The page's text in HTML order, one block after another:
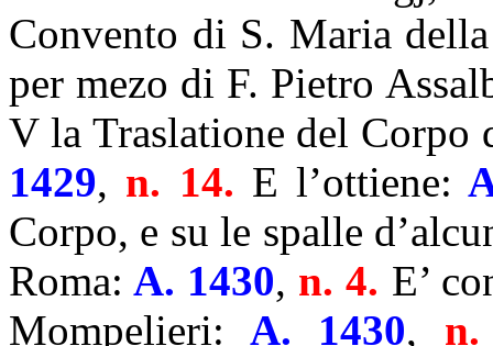
Convento di S. Maria
per mezo di F. Pietro
V la Traslatione del Corpo
1429, n. 14. E l’ottiene:
Corpo, e su le spalle
Roma: A. 1430, n. 4. E’
Mompelieri: A. 1430,